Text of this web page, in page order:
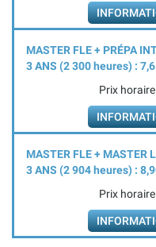
MASTER FLE + PRÉPA
3 ANS (2 300heures) :
Prix
MASTER FLE + MASTER
3 ANS (2 904heures) :
Prix